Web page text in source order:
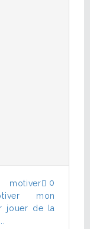
0
motiver
mon
jouer de la